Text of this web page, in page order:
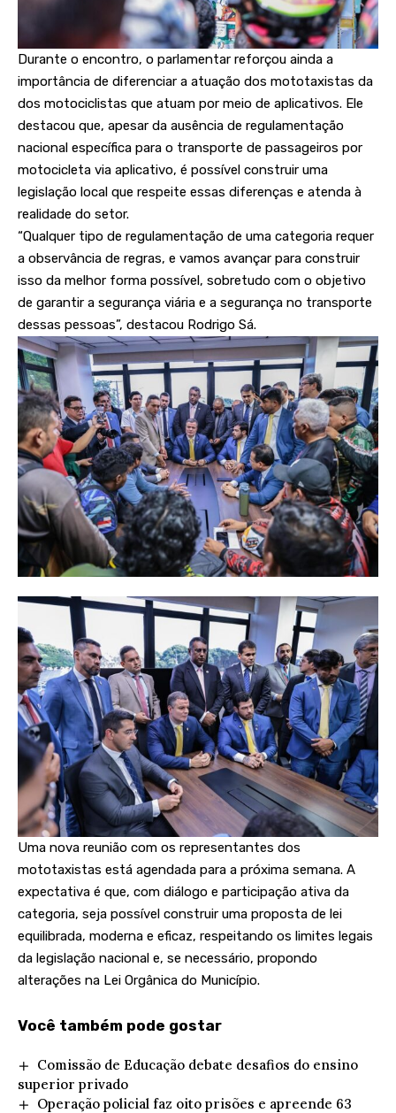
Durante o encontro, o parlamentar reforçou ainda a
importância de diferenciar a atuação dos mototaxistas da
dos motociclistas que atuam por meio de aplicativos. Ele
destacou que, apesar da ausência de regulamentação
nacional específica para o transporte de passageiros por
motocicleta via aplicativo, é possível construir uma
legislação local que respeite essas diferenças e atenda à
realidade do setor.
“Qualquer tipo de regulamentação de uma categoria requer
a observância de regras, e vamos avançar para construir
isso da melhor forma possível, sobretudo com o objetivo
de garantir a segurança viária e a segurança no transporte
dessas pessoas”, destacou Rodrigo Sá.
Uma nova reunião com os representantes dos
mototaxistas está agendada para a próxima semana. A
expectativa é que, com diálogo e participação ativa da
categoria, seja possível construir uma proposta de lei
equilibrada, moderna e eficaz, respeitando os limites legais
da legislação nacional e, se necessário, propondo
alterações na Lei Orgânica do Município.
Você também pode gostar
Comissão de Educação debate desafios do ensino
superior privado
Operação policial faz oito prisões e apreende 63